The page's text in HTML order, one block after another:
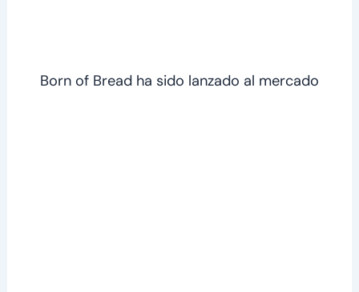
Born of Bread ha sido lanzado al mercado